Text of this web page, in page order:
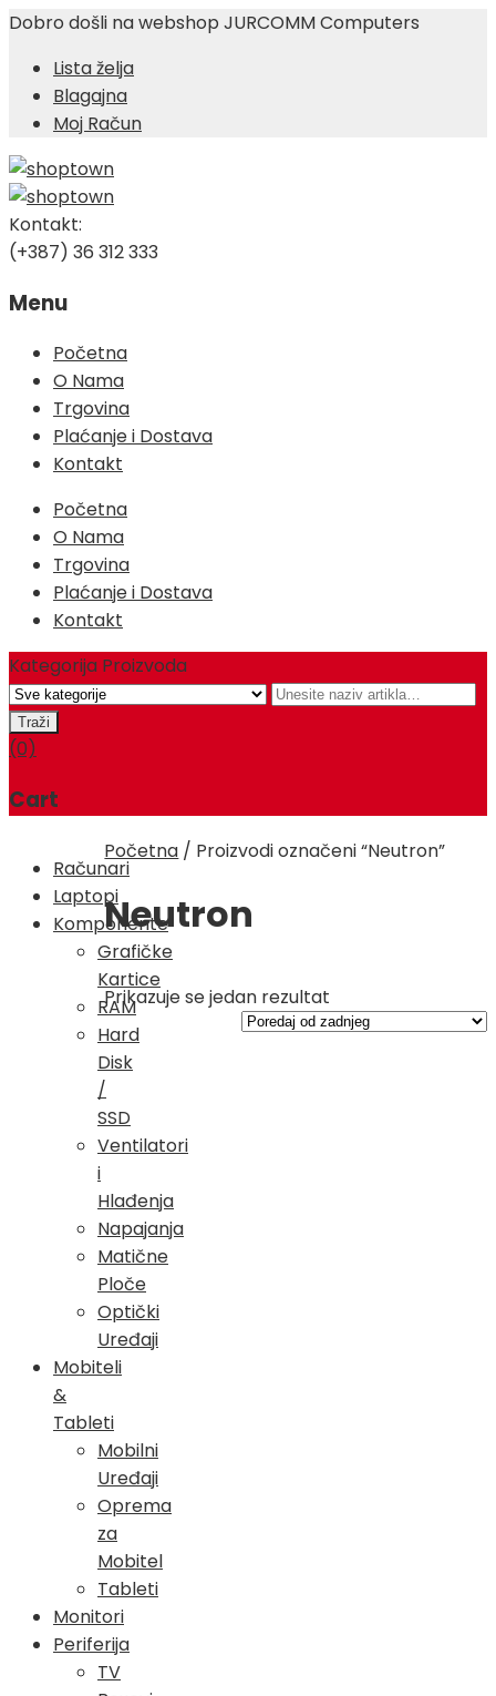
Dobro došli na webshop JURCOMM Computers
Lista želja
Blagajna
Moj Račun
Kontakt:
(+387) 36 312 333
Menu
Skip
content
Početna
O Nama
Trgovina
Plaćanje i Dostava
Kontakt
Početna
O Nama
Trgovina
Plaćanje i Dostava
Kontakt
Kategorija Proizvoda
(0)
Cart
Računari
Laptopi
Komponente
Grafičke
Kartice
RAM
Hard
Disk
/
SSD
Ventilatori
i
Hlađenja
Napajanja
Matične
Ploče
Optički
Uređaji
Mobiteli
&
Tableti
Mobilni
Uređaji
Oprema
za
Mobitel
Tableti
Monitori
Periferija
TV
Početna / Proizvodi označeni “Neutron”
Neutron
Prikazuje se jedan rezultat